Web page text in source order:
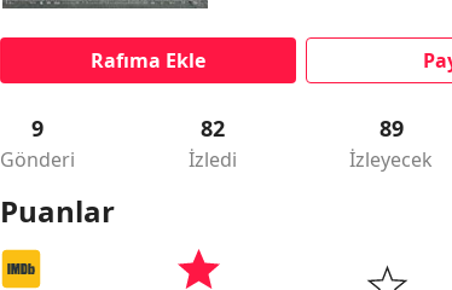
Rafıma Ekle
9
Gönderi
82
İzledi
89
İzleyecek
Puanlar